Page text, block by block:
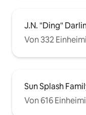
J.N. "Ding"
Von 332
Sun Splash
Von 616